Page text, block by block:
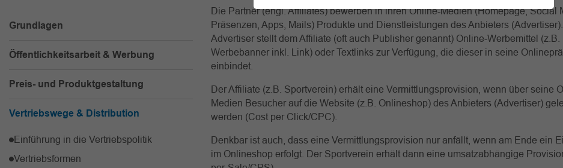
Grundlagen
Öffentlichkeitsarbeit & Werbung
Preis- und Produktgestaltung
Vertriebswege & Distribution
Einführung in die Vertriebspolitik
Vertriebsformen
Die Partner (engl. Affiliates) bewerben in ihren Online-Medien (Homepage, Social
Präsenzen, Apps, Mails) Produkte und Dienstleistungen des Anbieters
Advertiser stellt dem Affiliate (oft auch Publisher genannt) Online-Werbemittel (z.B.
Werbebanner inkl. Link) oder Textlinks zur Verfügung, die dieser in seine
einbindet.
Der Affiliate (z.B. Sportverein) erhält eine Vermittlungsprovision, wenn über seine
Medien Besucher auf die Website (z.B. Onlineshop) des Anbieters (Advertiser)
werden (Cost per Click/CPC).
Denkbar ist auch, dass eine Vermittlungsprovision nur anfällt, wenn am Ende ein
im Onlineshop erfolgt. Der Sportverein erhält dann eine umsatzabhängige